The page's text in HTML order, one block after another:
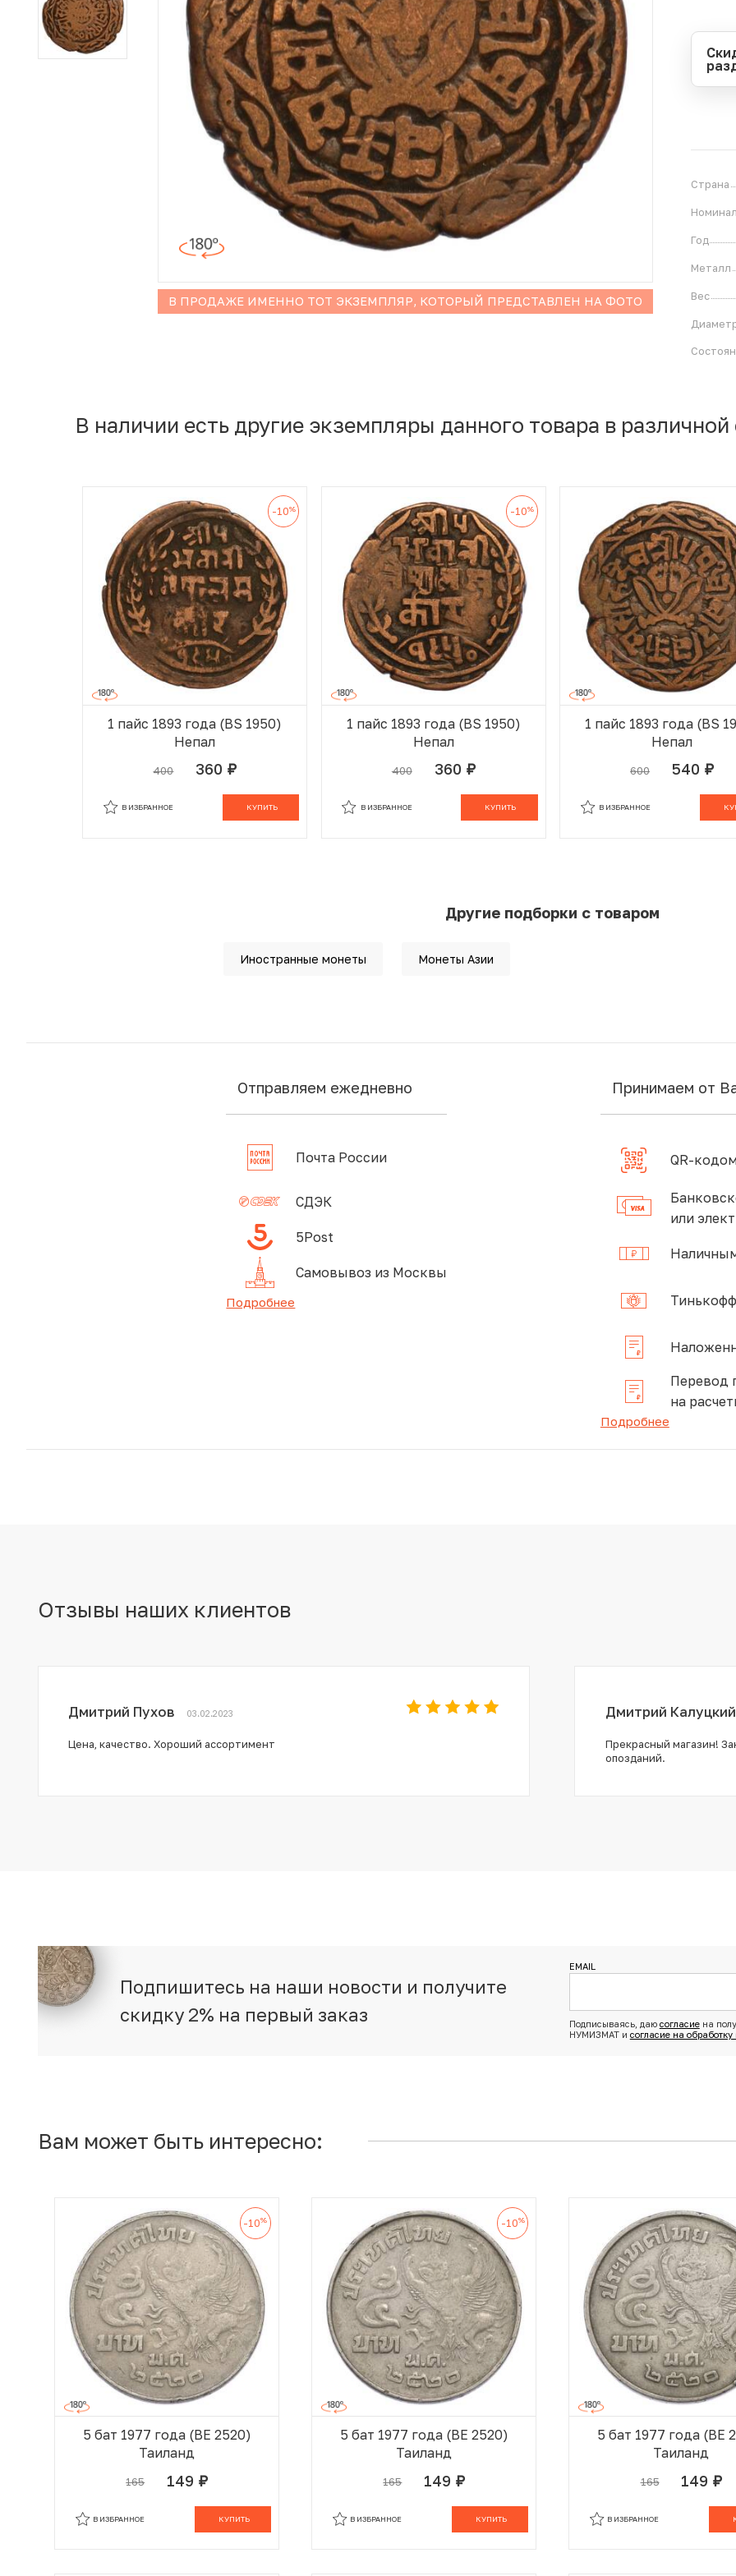
Иностранные монеты
Неофициальные выпуски монет (Unusual)
Античные и средневековые монеты
В ПРОДАЖЕ ИМЕННО ТОТ ЭКЗЕМПЛЯР, КОТОРЫЙ ПРЕДСТАВЛЕН НА ФОТО
Страна
Номинал
Год
Металл
Вес
В наличии есть другие экземпляры данного товара в различной
-10%
1 пайс 1893 года (BS 1950)
Непал
400 360 руб.
КУПИТЬ
В ИЗБРАННОЕ
-10%
1 пайс 1893 года (BS 1950)
Непал
400 360 руб.
КУПИТЬ
В ИЗБРАННОЕ
1 пайс 1893 года (BS
Непал
600 540 руб.
В ИЗБРАННОЕ
Другие подборки с товаром
Иностранные монеты Монеты Азии
Отправляем ежедневно
Почта России
СДЭК
5Post
Самовывоз из Москвы
Подробнее
Принимаем от
QR-
или
Перевод
на
Подробнее
Отзывы наших клиентов
Дмитрий Пухов 03.02.2023
Цена, качество. Хороший ассортимент
Дмитрий Калуцкий
Прекрасный магазин!
опозданий.
Подпишитесь на наши новости и получите
скидку 2% на первый заказ
EMAIL
Подписываясь, даю согласиена
НУМИЗМАТ и согласие на
Вам может быть интересно:
-10%
5 бат 1977 года (BE 2520)
Таиланд
165 149 руб.
КУПИТЬ
В ИЗБРАННОЕ
-10%
5 бат 1977 года (BE 2520)
Таиланд
165 149 руб.
КУПИТЬ
В ИЗБРАННОЕ
5 бат 1977 года (BE
Таиланд
165 149 руб.
В ИЗБРАННОЕ